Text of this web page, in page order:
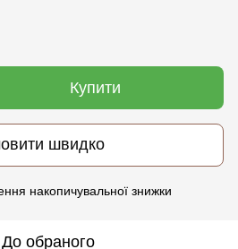
Купити
швидко
накопичувальної знижки
До обраного